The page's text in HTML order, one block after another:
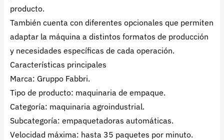
producto.
También cuenta con diferentes opcionales que permiten
adaptar la máquina a distintos formatos de producción
y necesidades específicas de cada operación.
Características principales
Marca: Gruppo Fabbri.
Tipo de producto: maquinaria de empaque.
Categoría: maquinaria agroindustrial.
Subcategoría: empaquetadoras automáticas.
Velocidad máxima: hasta 35 paquetes por minuto.